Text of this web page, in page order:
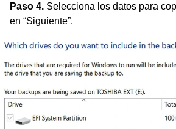
Paso 4. Selecciona los datos para
en “Siguiente”.